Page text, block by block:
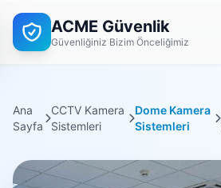
ACME Güvenlik
Güvenliğiniz Bizim Önceliğimiz
Ana
Sayfa
CCTV Kamera
Sistemleri
Dome Kamera
Sistemleri